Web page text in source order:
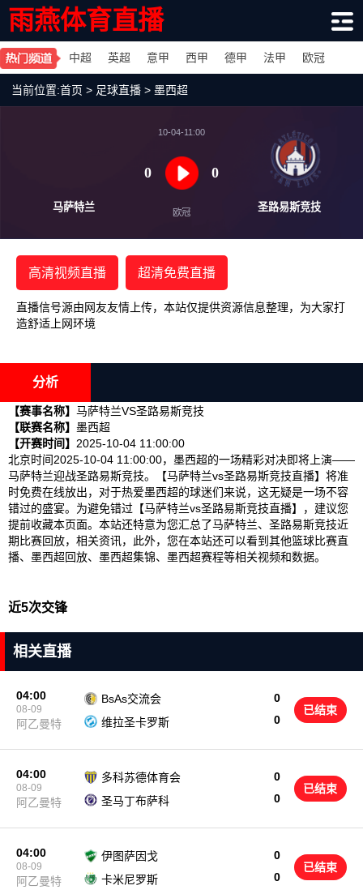
雨燕体育直播
中超 英超 意甲 西甲 德甲 法甲 欧冠
当前位置:首页 > 足球直播 > 墨西超
马萨特兰
10-04-11:00
0 0
欧冠
高清视频直播 超清免费直播
直播信号源由网友友情上传，本站仅提供资源信息整理，为大家打
造舒适上网环境
分析
【赛事名称】 马萨特兰VS圣路易斯竞技
【联赛名称】 墨西超
【开赛时间】 2025-10-04 11:00:00
北京时间2025-10-04 11:00:00，墨西超的一场精彩对决即将上演——
马萨特兰迎战圣路易斯竞技。【马萨特兰vs圣路易斯竞技直播】将准
时免费在线放出，对于热爱墨西超的球迷们来说，这无疑是一场不容
错过的盛宴。为避免错过【马萨特兰vs圣路易斯竞技直播】，建议您
提前收藏本页面。本站还特意为您汇总了马萨特兰、圣路易斯竞技近
期比赛回放，相关资讯，此外，您在本站还可以看到其他篮球比赛直
播、墨西超回放、墨西超集锦、墨西超赛程等相关视频和数据。
近5次交锋
相关直播
04:00
08-09
阿乙曼特
BsAs交流会
0
0
维拉圣卡罗斯
已结束
04:00
08-09
阿乙曼特
多科苏德体育会
0
0
圣马丁布萨科
已结束
04:00
08-09
阿乙曼特
伊图萨因戈
0
0
卡米尼罗斯
已结束